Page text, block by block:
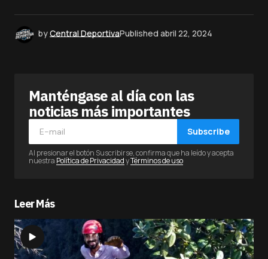
byCentral DeportivaPublished abril 22, 2024
Manténgase al día con las
noticias más importantes
Subscribe
Al presionar el botón Suscribirse, confirma que ha leído y acepta
nuestra Política de PrivacidadyTérminos de uso
Leer Más